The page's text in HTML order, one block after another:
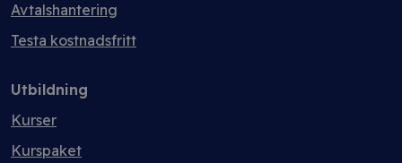
Avtalshantering
Testa kostnadsfritt
Utbildning
Kurser
Kurspaket